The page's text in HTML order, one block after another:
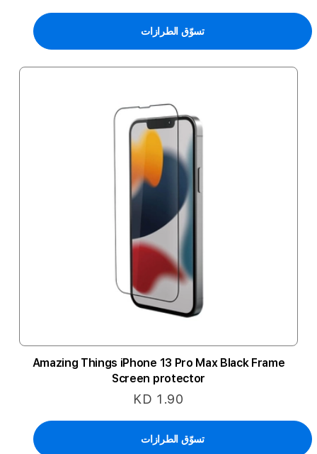
تسوّق الطرازات
Amazing Things iPhone 13 Pro Max Black Frame
Screen protector
KD 1.90
تسوّق الطرازات